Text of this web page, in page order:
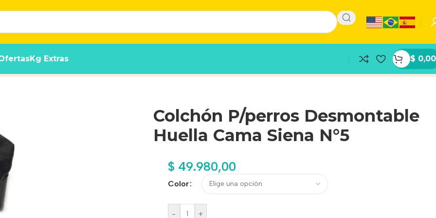
Kg Extras $ 0,00
Siena N°5
Colchón P/perros Desmontable
Huella Cama Siena N°5
$ 49.980,00
Color
- +